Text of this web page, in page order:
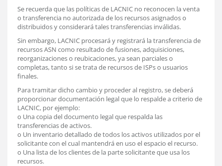
Se recuerda que las políticas de LACNIC no reconocen la venta
o transferencia no autorizada de los recursos asignados o
distribuidos y considerará tales transferencias inválidas.
Sin embargo, LACNIC procesará y registrará la transferencia de
recursos ASN como resultado de fusiones, adquisiciones,
reorganizaciones o reubicaciones, ya sean parciales o
completas, tanto si se trata de recursos de ISPs o usuarios
finales.
Para tramitar dicho cambio y proceder al registro, se deberá
proporcionar documentación legal que lo respalde a criterio de
LACNIC, por ejemplo:
o Una copia del documento legal que respalda las
transferencias de activos.
o Un inventario detallado de todos los activos utilizados por el
solicitante con el cual mantendrá en uso el espacio el recurso.
o Una lista de los clientes de la parte solicitante que usa los
recursos.